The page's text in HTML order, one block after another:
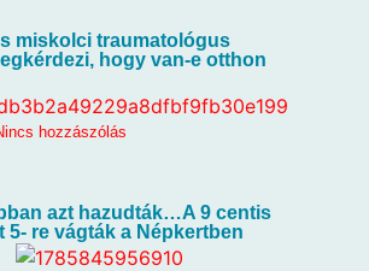
miskolci traumatológus
hogy van-e otthon
hozzászólás
azt hazudták…A 9 centis
5- re vágták a Népkertben